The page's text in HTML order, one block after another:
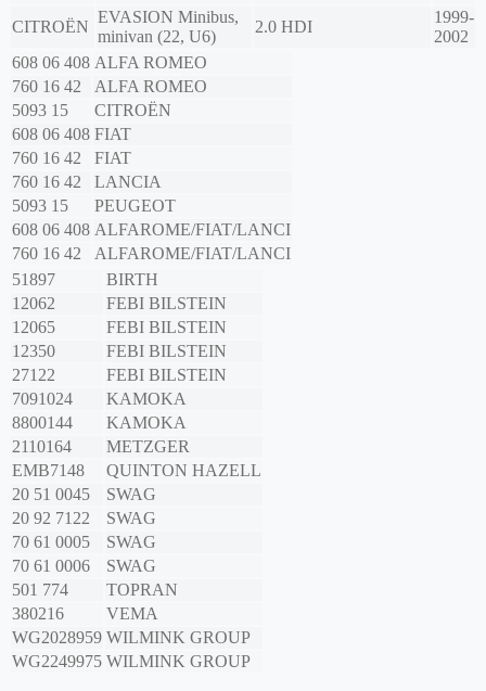
CITROËN
EVASION Minibus,
minivan (22, U6)
2.0 HDI
1999-
2002
608 06 408 ALFA ROMEO
760 16 42
ALFA ROMEO
5093 15
CITROËN
608 06 408 FIAT
760 16 42
FIAT
760 16 42
LANCIA
5093 15
PEUGEOT
608 06 408 ALFAROME/FIAT/LANCI
760 16 42
ALFAROME/FIAT/LANCI
51897
BIRTH
12062
FEBI BILSTEIN
12065
FEBI BILSTEIN
12350
FEBI BILSTEIN
27122
FEBI BILSTEIN
7091024
KAMOKA
8800144
KAMOKA
2110164
METZGER
EMB7148
QUINTON HAZELL
20 51 0045
SWAG
20 92 7122
SWAG
70 61 0005
SWAG
70 61 0006
SWAG
501 774
TOPRAN
380216
VEMA
WG2028959 WILMINK GROUP
WG2249975 WILMINK GROUP